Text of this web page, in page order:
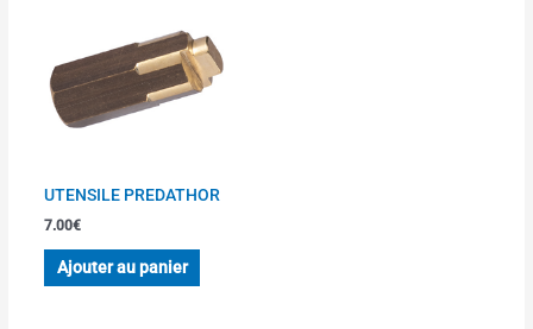
UTENSILE PREDATHOR
7.00€
Ajouter au panier